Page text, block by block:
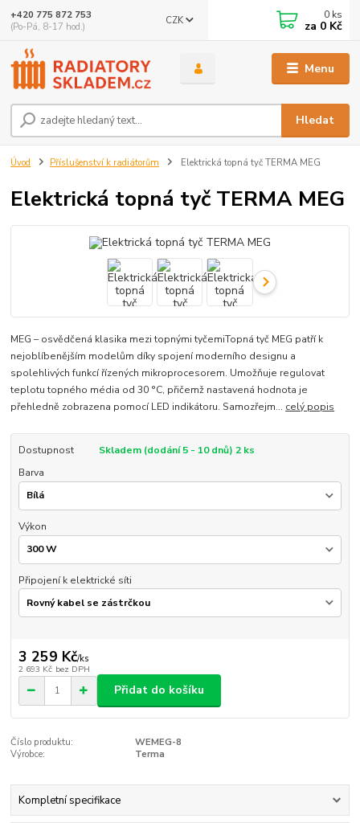
Menu
CZK
Hledat
+420 775 872 753
(Po-Pá, 8-17 hod.)
0 ks
za 0 Kč
Úvod Příslušenství k radiátorům Elektrická topná tyč TERMA MEG
Elektrická topná tyč TERMA MEG
MEG – osvědčená klasika mezi topnými tyčemiTopná tyč MEG patří k
nejoblíbenějším modelům díky spojení moderního designu a
spolehlivých funkcí řízených mikroprocesorem. Umožňuje regulovat
teplotu topného média od 30 °C, přičemž nastavená hodnota je
přehledně zobrazena pomocí LED indikátoru. Samozřejm... celý popis
Dostupnost
Skladem (dodání 5 - 10 dnů) 2 ks
Barva
Výkon
Připojení k elektrické síti
3 259 Kč/ks
2 693 Kč bez DPH
Přidat do košíku
Číslo produktu:
WEMEG-8
Výrobce:
Terma
Kompletní specifikace